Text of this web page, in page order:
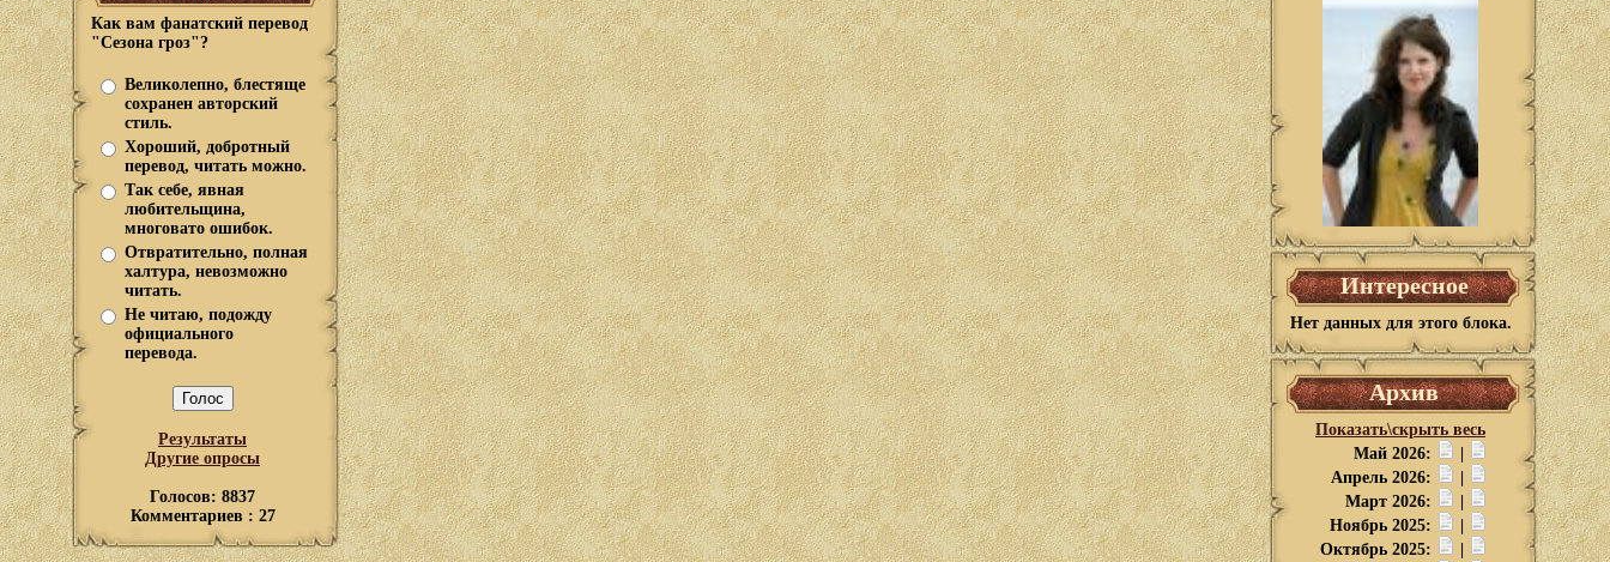
Как вам фанатский перевод
"Сезона гроз"?
Великолепно, блестяще
сохранен авторский
стиль.
Хороший, добротный
перевод, читать можно.
Так себе, явная
любительщина,
многовато ошибок.
Отвратительно, полная
халтура, невозможно
читать.
Не читаю, подожду
официального
перевода.
Результаты
Другие опросы
Голосов: 8837
Комментариев : 27
Интересное
Нет данных для этого блока.
Архив
Показать\скрыть весь
Май 2026:
Апрель 2026:
Март 2026:
Ноябрь 2025:
Октябрь 2025: